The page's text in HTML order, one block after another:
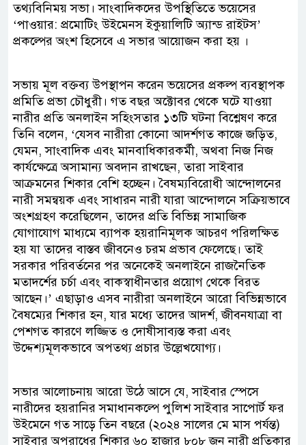
তথ্যবিনিময় সভা। সাংবাদিকদের উপস্থিতিতে ভয়েসের
‘পাওয়ার: প্রমোটিং উইমেনস ইকুয়ালিটি অ্যান্ড রাইটস’
প্রকল্পের অংশ হিসেবে এ সভার আয়োজন করা হয় ।
সভায় মূল বক্তব্য উপস্থাপন করেন ভয়েসের প্রকল্প ব্যবস্থাপক
প্রমিতি প্রভা চৌধুরী। গত বছর অক্টোবর থেকে ঘটে যাওয়া
নারীর প্রতি অনলাইন সহিংসতার ১৩টি ঘটনা বিশ্লেষণ করে
তিনি বলেন, ‘যেসব নারীরা কোনো আদর্শগত কাজে জড়িত,
যেমন, সাংবাদিক এবং মানবাধিকারকর্মী, অথবা নিজ নিজ
কার্যক্ষেত্রে অসামান্য অবদান রাখছেন, তারা সাইবার
আক্রমনের শিকার বেশি হচ্ছেন। বৈষম্যবিরোধী আন্দোলনের
নারী সমন্বয়ক এবং সাধারন নারী যারা আন্দোলনে সক্রিয়ভাবে
অংশগ্রহণ করেছিলেন, তাদের প্রতি বিভিন্ন সামাজিক
যোগাযোগ মাধ্যমে ব্যাপক হয়রানিমূলক আচরণ পরিলক্ষিত
হয় যা তাদের বাস্তব জীবনেও চরম প্রভাব ফেলেছে। তাই
সরকার পরিবর্তনের পর অনেকেই অনলাইনে রাজনৈতিক
মতাদর্শের চর্চা এবং বাকস্বাধীনতার প্রয়োগ থেকে বিরত
আছেন।’ এছাড়াও এসব নারীরা অনলাইনে আরো বিভিন্নভাবে
বৈষম্যের শিকার হন, যার মধ্যে তাদের আদর্শ, জীবনযাত্রা বা
পেশগত কারণে লজ্জিত ও দোষীসাব্যস্ত করা এবং
উদ্দেশ্যমূলকভাবে অপতথ্য প্রচার উল্লেখযোগ্য।
সভার আলোচনায় আরো উঠে আসে যে, সাইবার স্পেসে
নারীদের হয়রানির সমাধানকল্পে পুলিশ সাইবার সাপোর্ট ফর
উইমেনে গত সাড়ে তিন বছরে (২০২৪ সালের মে মাস পর্যন্ত)
সাইবার অপরাধের শিকার ৬০ হাজার ৮০৮ জন নারী প্রতিকার